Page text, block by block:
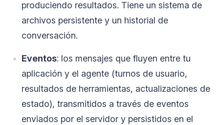
produciendo resultados. Tiene un sistema de
archivos persistente y un historial de
conversación.
Eventos: los mensajes que fluyen entre tu
aplicación y el agente (turnos de usuario,
resultados de herramientas, actualizaciones de
estado), transmitidos a través de eventos
enviados por el servidor y persistidos en el